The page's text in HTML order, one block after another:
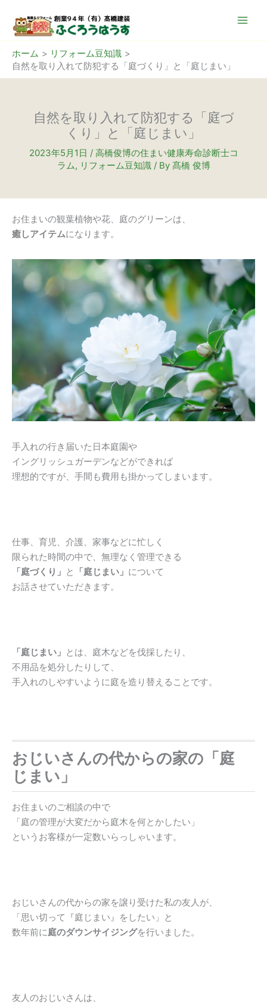
ッ
ホーム
リフォーム豆知識
自然を取り入れて防犯する「庭づくり」と「庭じまい」
自然を取り入れて防犯する「庭づ
くり」と「庭じまい」
2023年5月1日 / 高橋俊博の住まい健康寿命診断士コ
ラム, リフォーム豆知識/ By 髙橋 俊博
お住まいの観葉植物や花、庭のグリーンは、
癒しアイテムになります。
手入れの行き届いた日本庭園や
イングリッシュガーデンなどができれば
理想的ですが、手間も費用も掛かってしまいます。
仕事、育児、介護、家事などに忙しく
限られた時間の中で、無理なく管理できる
「庭づくり」 と 「庭じまい」 について
お話させていただきます。
「庭じまい」 とは、庭木などを伐採したり、
不用品を処分したりして、
手入れのしやすいように庭を造り替えることです。
おじいさんの代からの家の「庭
じまい」
お住まいのご相談の中で
「庭の管理が大変だから庭木を何とかしたい」
というお客様が一定数いらっしゃいます。
おじいさんの代からの家を譲り受けた私の友人が、
「思い切って『庭じまい』をしたい」と
数年前に庭のダウンサイジングを行いました。
友人のおじいさんは、